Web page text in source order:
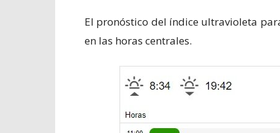
El pronóstico del índice ultravioleta
en las horas centrales.